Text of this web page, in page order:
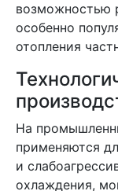
возможностью
особенно
отопления
На
применяются
и
охлаждения,